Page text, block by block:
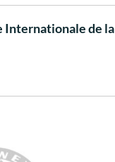
Internationale de la